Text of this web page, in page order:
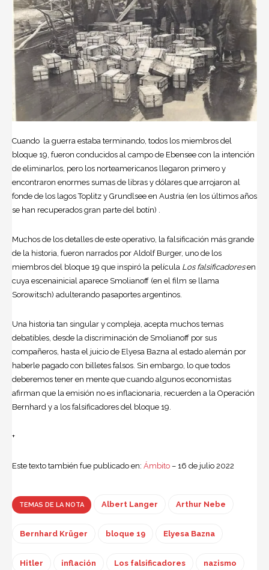
Cuando la guerra estaba terminando, todos los miembros del
bloque 19, fueron conducidos al campo de Ebensee con la intención
de eliminarlos, pero los norteamericanos llegaron primero y
encontraron enormes sumas de libras y dólares que arrojaron al
fonde de los lagos Toplitz y Grundlsee en Austria (en los últimos años
se han recuperados gran parte del botín) .
Muchos de los detalles de este operativo, la falsificación más grande
de la historia, fueron narrados por Aldolf Burger, uno de los
miembros del bloque 19 que inspiró la película Los falsificadoresen
cuya escenainicial aparece Smolianoff (en el film se llama
Sorowitsch) adulterando pasaportes argentinos.
Una historia tan singular y compleja, acepta muchos temas
debatibles, desde la discriminación de Smolianoff por sus
compañeros, hasta el juicio de Elyesa Bazna al estado alemán por
haberle pagado con billetes falsos. Sin embargo, lo que todos
deberemos tener en mente que cuando algunos economistas
afirman que la emisión no es inflacionaria, recuerden a la Operación
Bernhard y a los falsificadores del bloque 19.
+
Este texto también fue publicado en: Ámbito – 16 de julio 2022
TEMAS DE LA NOTA Albert Langer Arthur Nebe
Bernhard Krüger bloque 19 Elyesa Bazna
Hitler inflación Los falsificadores nazismo